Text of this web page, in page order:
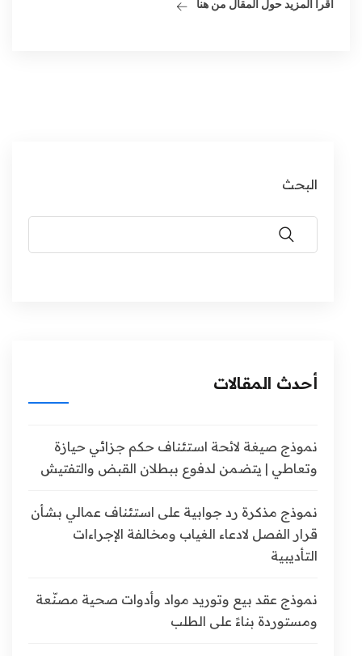
اقرأ المزيد حول المقال من هنا
البحث
أحدث المقالات
نموذج صيغة لائحة استئناف حكم جزائي حيازة
وتعاطي | يتضمن لدفوع ببطلان القبض والتفتيش
نموذج مذكرة رد جوابية على استئناف عمالي بشأن
قرار الفصل لادعاء الغياب ومخالفة الإجراءات
التأديبية
نموذج عقد بيع وتوريد مواد وأدوات صحية مصنّعة
ومستوردة بناءً على الطلب